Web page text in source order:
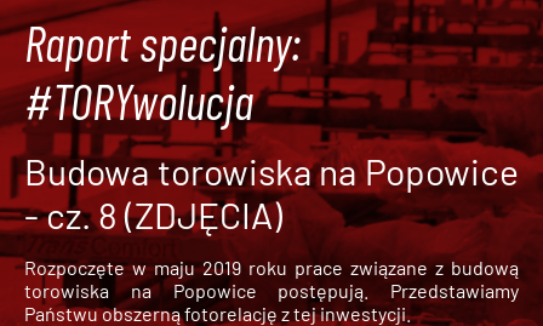
Raport specjalny:
#TORYwolucja
Budowa torowiska na Popowice
- cz. 8 (ZDJĘCIA)
Rozpoczęte w maju 2019 roku prace związane z budową
torowiska na Popowice
postępują. Przedstawiamy
Państwu obszerną fotorelację z tej inwestycji.